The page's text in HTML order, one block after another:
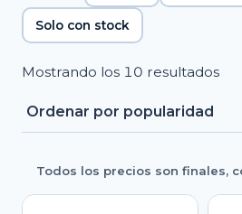
Solo con stock
Mostrando los 10 resultados
Todos los precios son finales,